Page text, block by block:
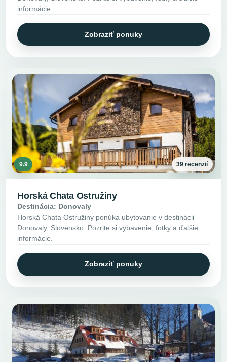
informácie.
Zobraziť ponuky
9.9 39 recenzií
Horská Chata Ostružiny
Destinácia: Donovaly
Horská Chata Ostružiny ponúka ubytovanie v destinácii
Donovaly, Slovensko. Pozrite si vybavenie, fotky a ďalšie
informácie.
Zobraziť ponuky